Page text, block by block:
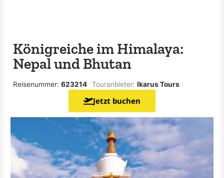
Königreiche im Himalaya:
Nepal und Bhutan
Reisenummer:623214 Touranbieter:Ikarus Tours
Jetzt buchen